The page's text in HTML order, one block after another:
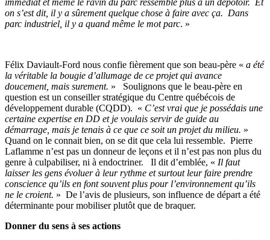
on s’est dit, il y a sûrement quelque chose à faire avec ça. Dans
parc industriel, il y a quand même le mot parc. »
Félix Daviault-Ford nous confie fièrement que son beau-père « a été
la véritable la bougie d’allumage de ce projet qui avance
doucement, mais surement. » Soulignons que le beau-père en
question est un conseiller stratégique du Centre québécois de
développement durable (CQDD). « C’est vrai que je possédais une
certaine expertise en DD et je voulais servir de guide au
démarrage, mais je tenais à ce que ce soit un projet du milieu. »
Quand on le connait bien, on se dit que cela lui ressemble. Pierre
Laflamme n’est pas un donneur de leçons et il n’est pas non plus du
genre à culpabiliser, ni à endoctriner. Il dit d’emblée, « Il faut
laisser les gens évoluer à leur rythme et surtout leur faire prendre
conscience qu’ils en font souvent plus pour l’environnement qu’ils
ne le croient. » De l’avis de plusieurs, son influence de départ a été
déterminante pour mobiliser plutôt que de braquer.
Donner du sens à ses actions